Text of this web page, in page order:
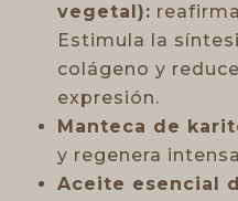
vegetal):
Estimula la
colágeno y
expresión.
Manteca de
y regenera
Aceite esencial